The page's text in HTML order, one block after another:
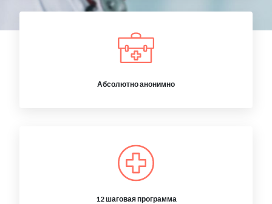
Абсолютно анонимно
12 шаговая программа